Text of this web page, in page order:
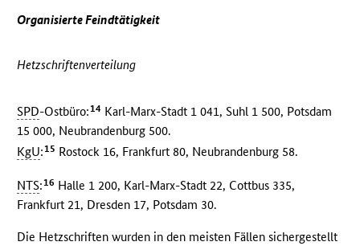
Organisierte Feindtätigkeit
Hetzschriftenverteilung
SPD-Ostbüro:14 Karl-Marx-Stadt 1 041, Suhl 1 500, Potsdam
15 000, Neubrandenburg 500.
KgU:15 Rostock 16, Frankfurt 80, Neubrandenburg 58.
NTS:16 Halle 1 200, Karl-Marx-Stadt 22, Cottbus 335,
Frankfurt 21, Dresden 17, Potsdam 30.
Die Hetzschriften wurden in den meisten Fällen sichergestellt